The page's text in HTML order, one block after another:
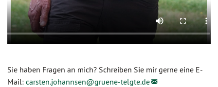
Sie haben Fragen an mich? Schreiben Sie mir gerne eine E-
Mail: carsten.johannsen@gruene-telgte.de